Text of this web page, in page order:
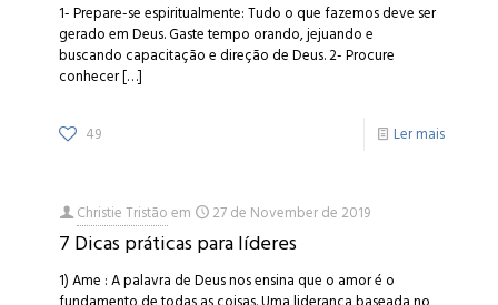
1- Prepare-se espiritualmente: Tudo o que fazemos deve ser
gerado em Deus. Gaste tempo orando, jejuando e
buscando capacitação e direção de Deus. 2- Procure
conhecer[…]
49 Ler mais
Christie Tristãoem 27 de November de 2019
7 Dicas práticas para líderes
1) Ame : A palavra de Deus nos ensina que o amor é o